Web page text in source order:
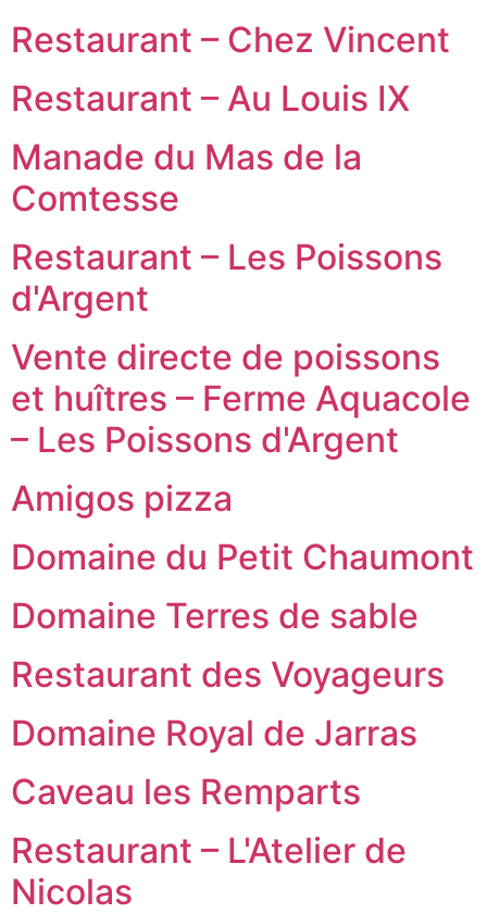
Restaurant – Chez Vincent
Restaurant – Au Louis IX
Manade du Mas de la
Comtesse
Restaurant – Les Poissons
d'Argent
Vente directe de poissons
et huîtres – Ferme Aquacole
– Les Poissons d'Argent
Amigos pizza
Domaine du Petit Chaumont
Domaine Terres de sable
Restaurant des Voyageurs
Domaine Royal de Jarras
Caveau les Remparts
Restaurant – L'Atelier de
Nicolas